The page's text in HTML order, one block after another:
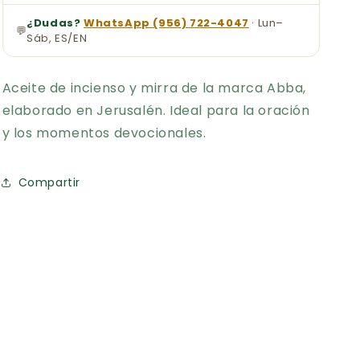
💬¿Dudas? WhatsApp (956) 722-4047 · Lun–
Sáb, ES/EN
Aceite de incienso y mirra de la marca Abba,
elaborado en Jerusalén. Ideal para la oración
y los momentos devocionales.
Compartir